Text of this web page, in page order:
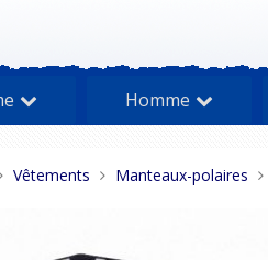
Homme
Vêtements Manteaux-polaires